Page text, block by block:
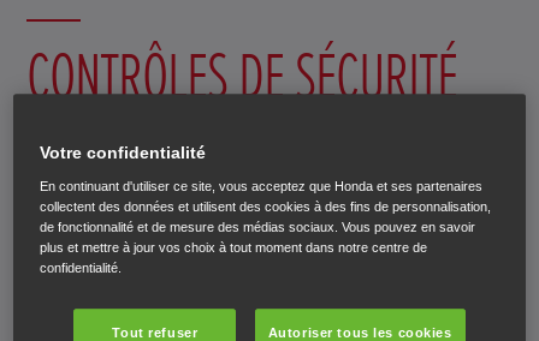
CONTRÔLES DE SÉCURITÉ
ROUTIÈRE
Votre sécurité et celle de votre Honda nous tiennent à
cœur. Aussi, pour assurer votre protection, nous
procédons régulièrement à des contrôles de sécurité
routière sur votre nouvelle voiture.
Votre confidentialité
En continuant d'utiliser ce site, vous acceptez que Honda et ses partenaires
collectent des données et utilisent des cookies à des fins de personnalisation,
de fonctionnalité et de mesure des médias sociaux. Vous pouvez en savoir
plus et mettre à jour vos choix à tout moment dans notre centre de
confidentialité.
Tout refuser Autoriser tous les cookies